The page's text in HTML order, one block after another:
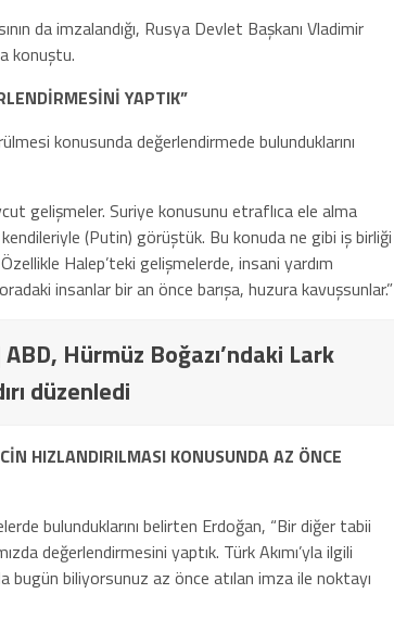
da imzalandığı, Rusya Devlet Başkanı Vladimir
konuştu.
YAPTIK”
konusunda değerlendirmede bulunduklarını
gelişmeler. Suriye konusunu etraflıca ele alma
kendileriyle (Putin) görüştük. Bu konuda ne gibi iş birliği
Halep’teki gelişmelerde, insani yardım
insanlar bir an önce barışa, huzura kavuşsunlar.”
ABD, Hürmüz Boğazı’ndaki Lark
düzenledi
HIZLANDIRILMASI KONUSUNDA AZ ÖNCE
bulunduklarını belirten Erdoğan, “Bir diğer tabii
değerlendirmesini yaptık. Türk Akımı’yla ilgili
bugün biliyorsunuz az önce atılan imza ile noktayı